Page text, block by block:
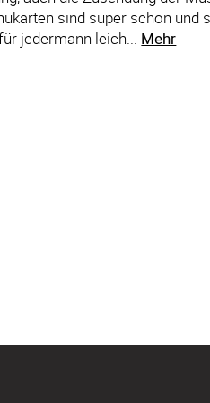
sind super schön und
jedermann leich...
Mehr